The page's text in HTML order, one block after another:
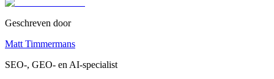
Geschreven door
Matt Timmermans
SEO-, GEO- en AI-specialist